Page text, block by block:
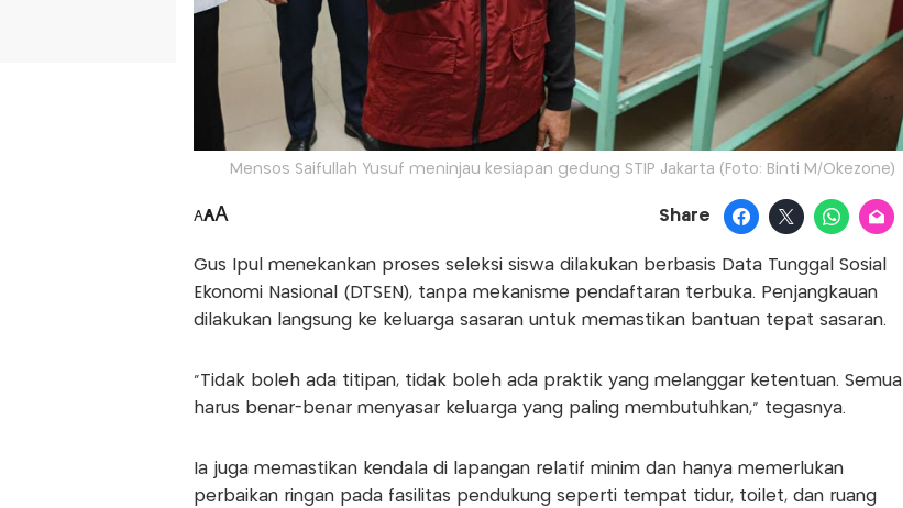
Mensos Saifullah Yusuf meninjau kesiapan gedung STIP Jakarta (Foto: Binti M/Okezone)
AAA Share
Gus Ipul menekankan proses seleksi siswa dilakukan berbasis Data Tunggal Sosial
Ekonomi Nasional (DTSEN), tanpa mekanisme pendaftaran terbuka. Penjangkauan
dilakukan langsung ke keluarga sasaran untuk memastikan bantuan tepat sasaran.
“Tidak boleh ada titipan, tidak boleh ada praktik yang melanggar ketentuan. Semua
harus benar-benar menyasar keluarga yang paling membutuhkan,” tegasnya.
Ia juga memastikan kendala di lapangan relatif minim dan hanya memerlukan
perbaikan ringan pada fasilitas pendukung seperti tempat tidur, toilet, dan ruang